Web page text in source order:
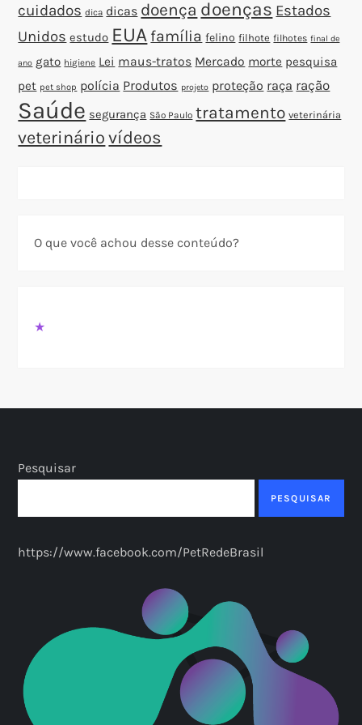
cuidados dica dicas doença doenças Estados
Unidos estudo EUA família felino filhote filhotes final de
ano gato higiene Lei maus-tratos Mercado morte pesquisa
pet pet shop polícia Produtos projeto proteção raça ração
Saúde segurança São Paulo tratamento veterinária
veterinário vídeos
O que você achou desse conteúdo?
★
Pesquisar
PESQUISAR
https://www.facebook.com/PetRedeBrasil